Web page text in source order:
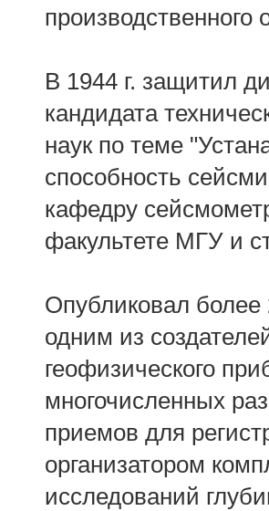
В 1944 г. защитил
кандидата
наук по теме
способность
кафедру
факультете МГУ и
Опубликовал более
одним из
геофизического
многочисленных
приемов для
организатором
исследований